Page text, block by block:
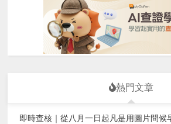
熱門文章
即時查核｜從八月一日起凡是用圖片問候